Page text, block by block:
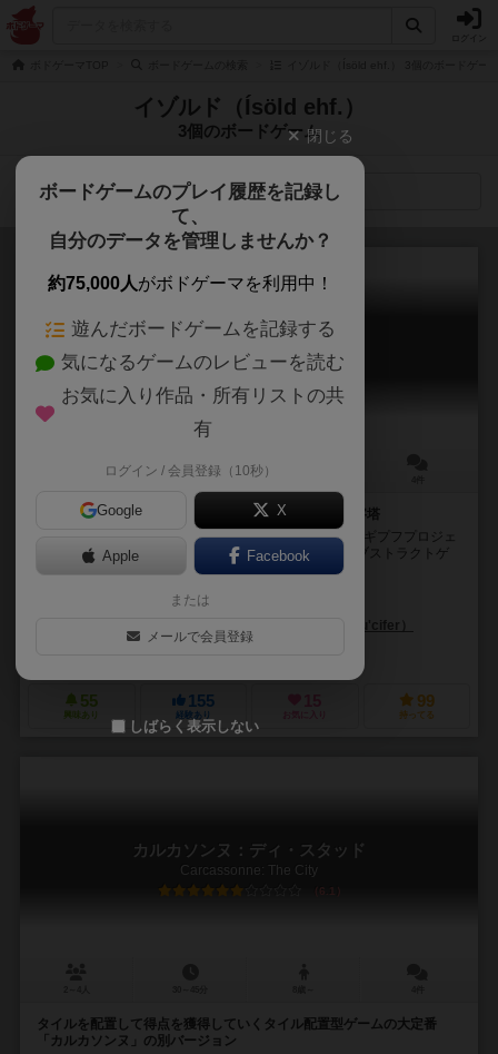
イゾルド（Ísöld ehf.）
3個のボードゲーム
検索メニュー
ギプフ
GIPF
30～60分
Gipfプロジェクト1作目。 アブストラクトゲームの金字塔
世界中にファンの多い名作ボードゲーム! GIPF Project(ギプフプロジェ
クト)は、クリス・バームによって作られた2人用のアブストラクトゲ
ームシリーズの総称です。...
クリス・ブルム（Kris Burm）
ルシファー（lu'cifer）
55
興味あり
155
経験あり お気に入り
99
持ってる
カルカソンヌ：ディ・スタッド
Carcassonne: The City
6.1
タイルを配置して得点を獲得していくタイル配置型ゲームの大定番
「カルカソンヌ」の別バージョン
閉じる
ボードゲームのプレイ履歴を記録し
て、
自分のデータを管理しませんか？
約75,000人がボドゲーマを利用中！
遊んだボードゲームを記録する
気になるゲームのレビューを読む
お気に入り作品・所有リストの共
有
ログイン / 会員登録（10秒）
Google X
Apple Facebook
または
メールで会員登録
しばらく表示しない